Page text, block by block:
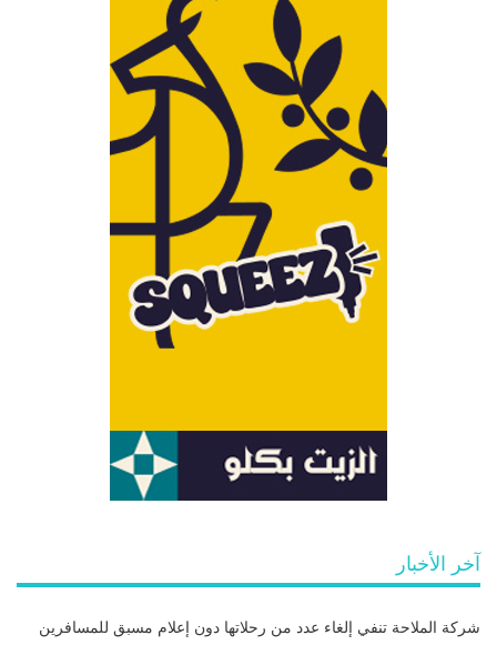
آخر الأخبار
شركة الملاحة تنفي إلغاء عدد من رحلاتها دون إعلام مسبق للمسافرين